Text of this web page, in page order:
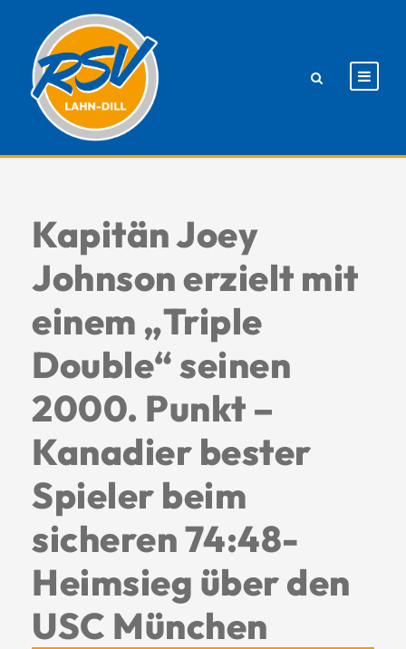
Kapitän Joey
Johnson erzielt mit
einem „Triple
Double“ seinen
2000. Punkt –
Kanadier bester
Spieler beim
sicheren 74:48-
Heimsieg über den
USC München